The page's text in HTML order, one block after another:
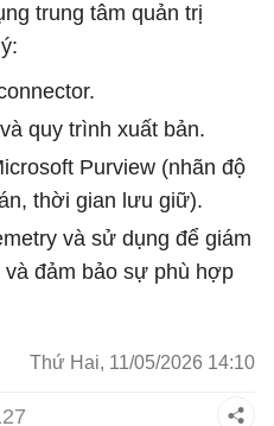
trung tâm quản trị
quy trình xuất bản.
Purview (nhãn độ
thời gian lưu giữ).
và sử dụng để giám
đảm bảo sự phù hợp
Thứ Hai, 11/05/2026 14:10